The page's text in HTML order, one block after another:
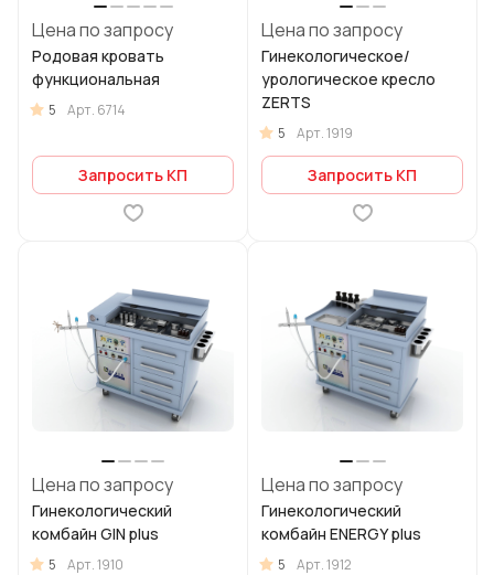
Цена по запросу
Родовая кровать
функциональная
5 Арт. 6714
Запросить КП
Цена по запросу
Гинекологическое/
урологическое кресло
ZERTS
5 Арт.1919
Запросить КП
Цена по запросу
Гинекологический
комбайн GIN plus
5 Арт.1910
Цена по запросу
Гинекологический
комбайн ENERGY plus
5 Арт.1912